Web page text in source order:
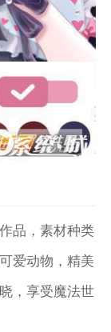
品，素材种类
爱动物，精美
，享受魔法世